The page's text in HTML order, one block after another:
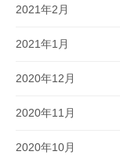
2021年2月
2021年1月
2020年12月
2020年11月
2020年10月